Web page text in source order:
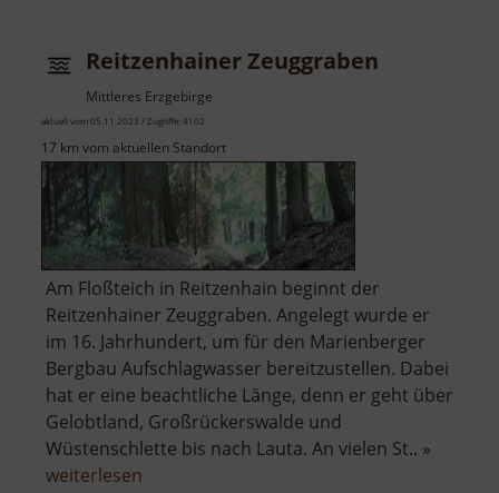
Reitzenhainer Zeuggraben
Mittleres Erzgebirge
aktuell vom 05.11.2023 / Zugriffe: 4102
17 km vom aktuellen Standort
Am Floßteich in Reitzenhain beginnt der
Reitzenhainer Zeuggraben. Angelegt wurde er
im 16. Jahrhundert, um für den Marienberger
Bergbau Aufschlagwasser bereitzustellen. Dabei
hat er eine beachtliche Länge, denn er geht über
Gelobtland, Großrückerswalde und
Wüstenschlette bis nach Lauta. An vielen St.. »
weiterlesen